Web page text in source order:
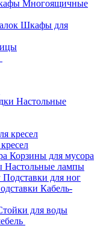
Многоящичные
Шкафы для
Настольные
Корзины для мусора
Настольные лампы
Подставки для ног
Кабель-
для воды